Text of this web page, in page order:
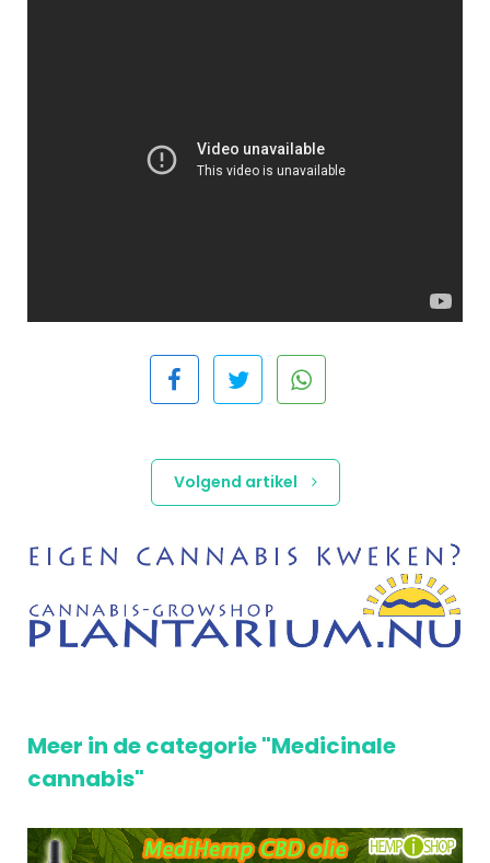
Volgend artikel
Meer in de categorie "Medicinale
cannabis"